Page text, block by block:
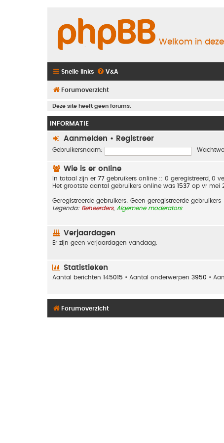
Welkom in
Snelle links V&A
Forumoverzicht
Deze site heeft geen forums.
INFORMATIE
Aanmelden • Registreer
Gebruikersnaam:
Wie is er online
In totaal zijn er 77 gebruikers online :: 0 geregistreerd, 0
Het grootste aantal gebruikers online was 1537 op vr mei
Geregistreerde gebruikers: Geen geregistreerde gebruikers
Legenda: Beheerders, Algemene moderators
Verjaardagen
Er zijn geen verjaardagen vandaag.
Statistieken
Aantal berichten 145015 • Aantal onderwerpen 3950 •
Forumoverzicht